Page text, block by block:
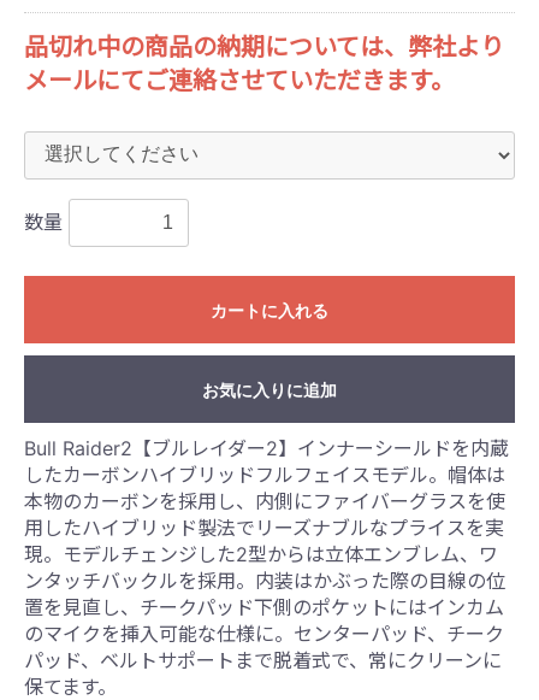
品切れ中の商品の納期については、弊社より
メールにてご連絡させていただきます。
数量
カートに入れる
お気に入りに追加
Bull Raider2【ブルレイダー2】インナーシールドを内蔵
したカーボンハイブリッドフルフェイスモデル。帽体は
本物のカーボンを採用し、内側にファイバーグラスを使
用したハイブリッド製法でリーズナブルなプライスを実
現。モデルチェンジした2型からは立体エンブレム、ワ
ンタッチバックルを採用。内装はかぶった際の目線の位
置を見直し、チークパッド下側のポケットにはインカム
のマイクを挿入可能な仕様に。センターパッド、チーク
パッド、ベルトサポートまで脱着式で、常にクリーンに
保てます。